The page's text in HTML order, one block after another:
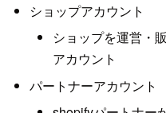
ショップアカウント
ショップを運営・
アカウント
パートナーアカウント